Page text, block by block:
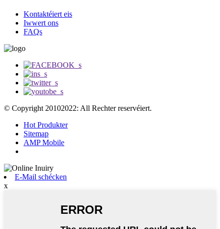
Kontaktéiert eis
Iwwert ons
FAQs
© Copyright 20102022: All Rechter reservéiert.
Hot Produkter
Sitemap
AMP Mobile
E-Mail schécken
x